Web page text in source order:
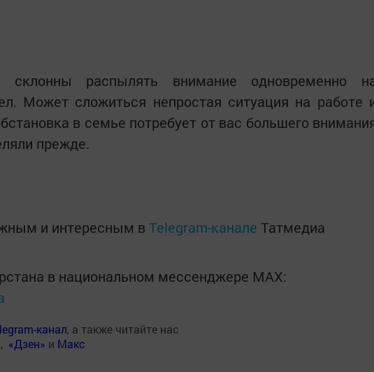
склонны распылять внимание одновременно
Может сложиться непростая ситуация на работе
в семье потребует от вас большего
прежде.
и интересным в Telegram-канале Татмедиа
в национальном мессенджере MАХ:
канал, а также читайте нас
, «Дзен» и Макс